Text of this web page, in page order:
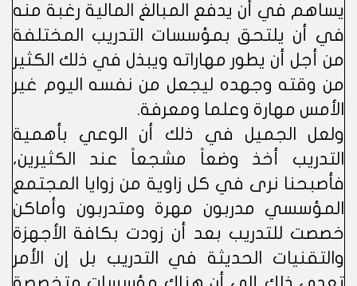
يساهم في أن يدفع المبالغ المالية رغبة منه
في أن يلتحق بمؤسسات التدريب المختلفة
من أجل أن يطور مهاراته ويبذل في ذلك الكثير
من وقته وجهده ليجعل من نفسه اليوم غير
الأمس مهارة وعلما ومعرفة.
ولعل الجميل في ذلك أن الوعي بأهمية
التدريب أخذ وضعاً مشجعاً عند الكثيرين،
فأصبحنا نرى في كل زاوية من زوايا المجتمع
المؤسسي مدربون مهرة ومتدربون وأماكن
خصصت للتدريب بعد أن زودت بكافة الأجهزة
والتقنيات الحديثة في التدريب بل إن الأمر